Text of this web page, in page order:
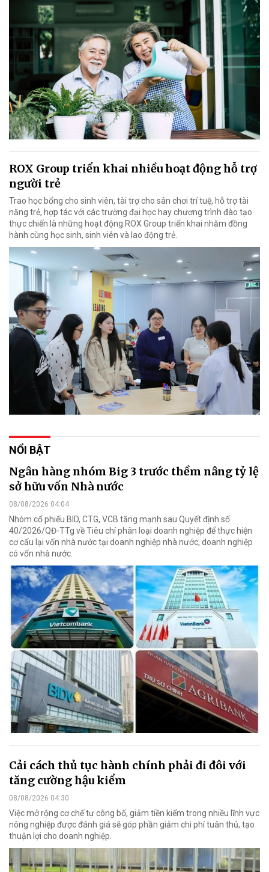
ROX Group triển khai nhiều hoạt động hỗ trợ
người trẻ
Trao học bổng cho sinh viên, tài trợ cho sân chơi trí tuệ, hỗ trợ tài
năng trẻ, hợp tác với các trường đại học hay chương trình đào tạo
thực chiến là những hoạt động ROX Group triển khai nhằm đồng
hành cùng học sinh, sinh viên và lao động trẻ.
NỔI BẬT
Ngân hàng nhóm Big 3 trước thềm nâng tỷ lệ
sở hữu vốn Nhà nước
08/08/2026 04:04
Nhóm cổ phiếu BID, CTG, VCB tăng mạnh sau Quyết định số
40/2026/QĐ-TTg về Tiêu chí phân loại doanh nghiệp để thực hiện
cơ cấu lại vốn nhà nước tại doanh nghiệp nhà nước, doanh nghiệp
có vốn nhà nước.
Cải cách thủ tục hành chính phải đi đôi với
tăng cường hậu kiểm
08/08/2026 04:30
Việc mở rộng cơ chế tự công bố, giảm tiền kiểm trong nhiều lĩnh vực
nông nghiệp được đánh giá sẽ góp phần giảm chi phí tuân thủ, tạo
thuận lợi cho doanh nghiệp.